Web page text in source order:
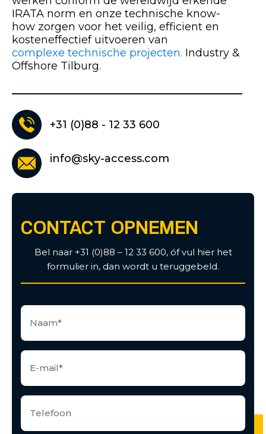
IRATA norm en onze technische know-
how zorgen voor het veilig, efficient en
kosteneffectief uitvoeren van
complexe technische projecten. Industry &
Offshore Tilburg.
+31 (0)88 - 12 33 600
info@sky-access.com
CONTACT OPNEMEN
Bel naar +31 (0)88 – 12 33 600, óf vul hier het
formulier in, dan wordt u teruggebeld.